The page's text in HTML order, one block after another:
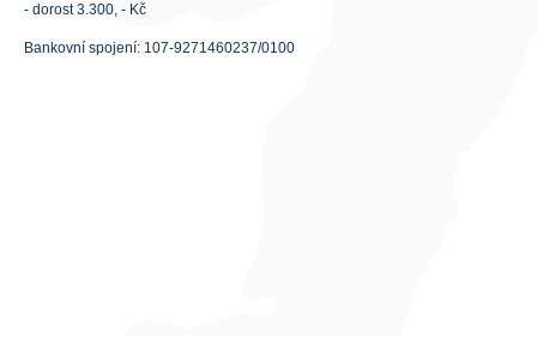
- dorost 3.300, - Kč
Bankovní spojení: 107-9271460237/0100